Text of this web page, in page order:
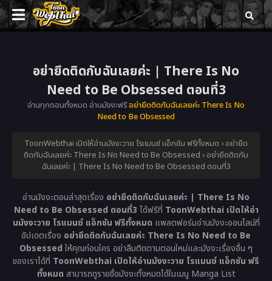
อย่ายึดติดกับฉันเลยค่ะ | There Is No
Need to Be Obsessed ตอนที่3
อ่านทุกตอนทั้งหมด อ่านมังงะฟรีอย่ายึดติดกับฉันเลยค่ะ There Is No
Need to Be Obsessed
ToonWebthai เปิดให้อ่านมังงะวาย โรแมนซ์ แอ็กชัน ฟรีทั้งหมด › อย่ายึด
ติดกับฉันเลยค่ะ There Is No Need to Be Obsessed › อย่ายึดติดกับ
ฉันเลยค่ะ | There Is No Need to Be Obsessed ตอนที่3
อ่านมังงะตอนล่าสุดเรื่อง อย่ายึดติดกับฉันเลยค่ะ | There Is No
Need to Be Obsessed ตอนที่3 ได้ฟรีที่ ToonWebthai เปิดให้อ่า
นมังงะวาย โรแมนซ์ แอ็กชัน ฟรีทั้งหมด แพลตฟอร์มอ่านมังงะออนไลน์ที่
อัปเดตเรื่อง อย่ายึดติดกับฉันเลยค่ะ There Is No Need to Be
Obsessed ให้คุณก่อนใคร อย่าลืมติดตามตอนใหม่และมังงะเรื่องอื่น ๆ
ของเราได้ที่ ToonWebthai เปิดให้อ่านมังงะวาย โรแมนซ์ แอ็กชัน ฟรี
ทั้งหมด สามารถดูรายชื่อมังงะทั้งหมดได้ในเมนู Manga List